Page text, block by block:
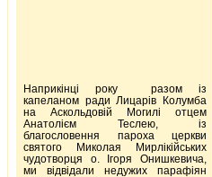
Наприкінці року разом із
капеланом ради Лицарів Колумба
на Аскольдовій Могилі отцем
Анатолієм Теслею, із
благословення пароха церкви
святого Миколая Мирлікійських
чудотворця о. Ігоря Онишкевича,
ми відвідали недужих парафіян